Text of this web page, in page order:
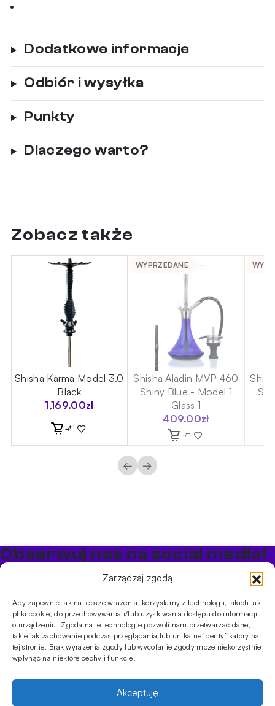
Zarządzaj zgodą
Aby zapewnić jak najlepsze wrażenia, korzystamy z technologii, takich jak
pliki cookie, do przechowywania i/lub uzyskiwania dostępu do informacji
o urządzeniu. Zgoda na te technologie pozwoli nam przetwarzać dane,
takie jak zachowanie podczas przeglądania lub unikalne identyfikatory na
tej stronie. Brak wyrażenia zgody lub wycofanie zgody może niekorzystnie
wpłynąć na niektóre cechy i funkcje.
Akceptuję
Dodatkowe informacje
Odbiór i wysyłka
Punkty
Dlaczego warto?
Zobacz także
Shisha Karma Model 3.0
Black
1,169.00zł
WYPRZEDANE
Shisha Aladin MVP 460
Shiny Blue - Model 1
Glass 1
409.00zł
← →
Obserwuj nas na social media!
Bądź na bieżąco z promocjami i nowościami w sklepie
PRODUKTY
ShisheCybuchyTytonie Rozpalanie
INFORMACJE
prywatności
Usługi